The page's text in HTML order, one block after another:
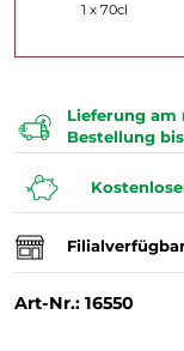
1 x 70cl
Lieferung am
Bestellung bis
Art-Nr.: 16550